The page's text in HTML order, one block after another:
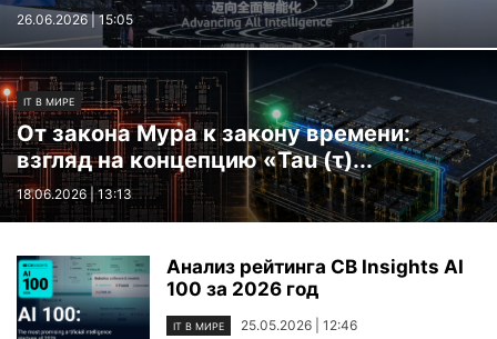
26.06.2026 | 15:05
IT В МИРЕ
От закона Мура к закону времени:
взгляд на концепцию «Tau (τ)...
18.06.2026 | 13:13
Анализ рейтинга CB Insights AI
100 за 2026 год
IT В МИРЕ 25.05.2026 | 12:46